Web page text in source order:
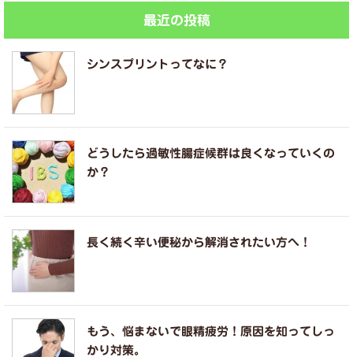
最近の投稿
シンスプリントってなに？
どうしたら過敏性腸症候群は良くなっていくの
か？
長く続く辛い便秘から解消されたい方へ！
もう、悩まないで眼精疲労！原因を知ってしっ
かり対策。